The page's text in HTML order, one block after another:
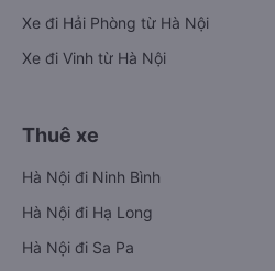
Xe đi Hải Phòng từ Hà Nội
Xe đi Vinh từ Hà Nội
Thuê xe
Hà Nội đi Ninh Bình
Hà Nội đi Hạ Long
Hà Nội đi Sa Pa